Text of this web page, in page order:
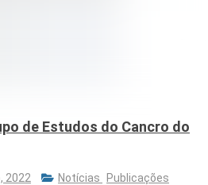
de Estudos do Cancro do
2022 Notícias Publicações